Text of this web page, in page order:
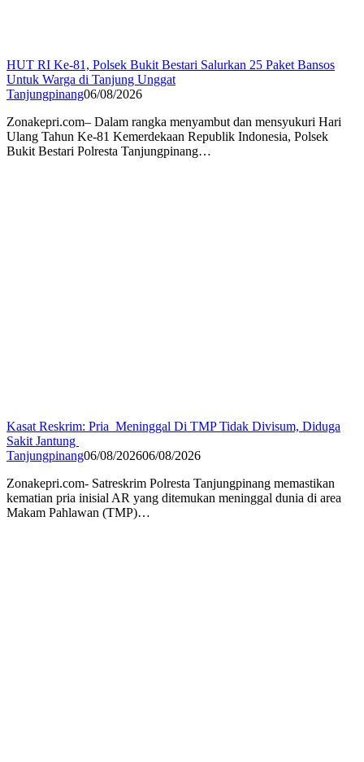
HUT RI Ke-81, Polsek Bukit Bestari Salurkan 25 Paket Bansos
Untuk Warga di Tanjung Unggat
Tanjungpinang06/08/2026
Zonakepri.com– Dalam rangka menyambut dan mensyukuri Hari
Ulang Tahun Ke-81 Kemerdekaan Republik Indonesia, Polsek
Bukit Bestari Polresta Tanjungpinang…
Kasat Reskrim: Pria Meninggal Di TMP Tidak Divisum, Diduga
Sakit Jantung
Tanjungpinang06/08/202606/08/2026
Zonakepri.com- Satreskrim Polresta Tanjungpinang memastikan
kematian pria inisial AR yang ditemukan meninggal dunia di area
Makam Pahlawan (TMP)…